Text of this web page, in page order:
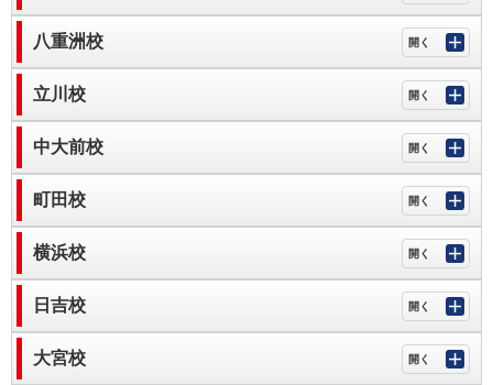
八重洲校
立川校
中大前校
町田校
横浜校
日吉校
大宮校